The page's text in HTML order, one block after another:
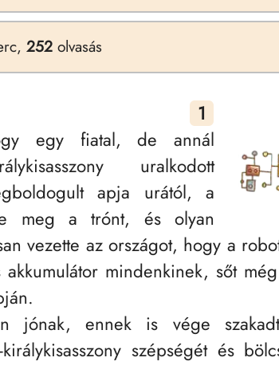
252 olvasás
1
egy fiatal, de annál
uralkodott
apja urától, a
meg a trónt, és olyan
vezette az országot, hogy a
mindenkinek, sőt
jónak, ennek is vége
szépségét és